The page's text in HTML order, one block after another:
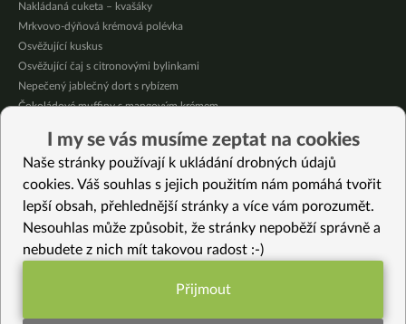
Nakládaná cuketa – kvašáky
Mrkvovo-dýňová krémová polévka
Osvěžující kuskus
Osvěžující čaj s citronovými bylinkami
Nepečený jablečný dort s rybízem
Čokoládové muffiny s mangovým krémem
Krémová zeleninová polévka s koprem a vločkami
Celozrnná rýže basmati se zeleninou
Vybrané recepty
Chalupářské ražničí bez masa
Jumeokbap
Yannoh chia pudink s amasaké krémem a lesními jahodami
“Majonéza” z červené čočky
I my se vás musíme zeptat na cookies
Naše stránky používají k ukládání drobných údajů
cookies. Váš souhlas s jejich použitím nám pomáhá tvořit
lepší obsah, přehlednější stránky a více vám porozumět.
Nesouhlas může způsobit, že stránky nepoběží správně a
nebudete z nich mít takovou radost :-)
Funkční nastavení potřebujeme (vždy
Přijmout